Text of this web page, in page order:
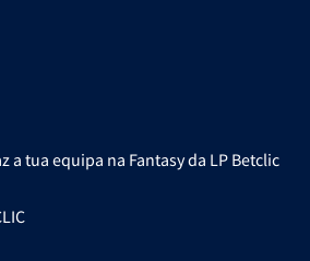
a tua equipa na Fantasy da LP Betclic